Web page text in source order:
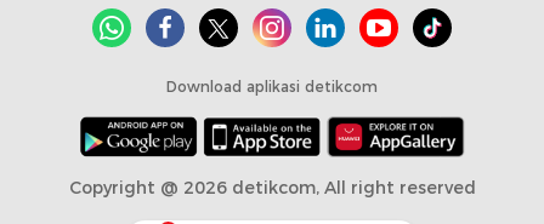
Download aplikasi detikcom
Copyright @ 2026 detikcom, All right reserved